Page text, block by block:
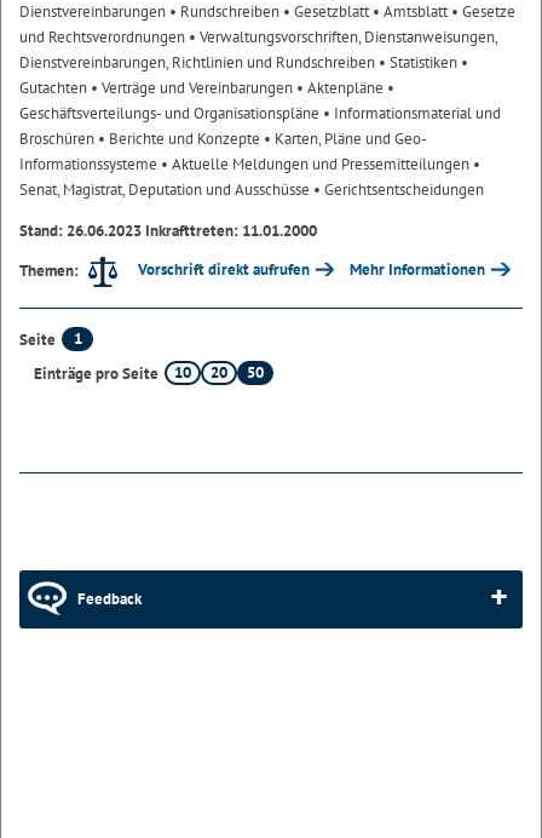
Dienstvereinbarungen • Rundschreiben • Gesetzblatt• Amtsblatt• Gesetze
und Rechtsverordnungen • Verwaltungsvorschriften, Dienstanweisungen,
Dienstvereinbarungen, Richtlinien und Rundschreiben • Statistiken •
Gutachten • Verträge und Vereinbarungen • Aktenpläne •
Geschäftsverteilungs- und Organisationspläne • Informationsmaterial und
Broschüren • Berichte und Konzepte • Karten, Pläne und Geo-
Informationssysteme • Aktuelle Meldungen und Pressemitteilungen •
Senat, Magistrat, Deputation und Ausschüsse • Gerichtsentscheidungen
Stand: 26.06.2023 Inkrafttreten: 11.01.2000
Themen:
Vorschrift direkt aufrufen Mehr Informationen
Seite
1
Einträge pro Seite
10 20 50
Feedback